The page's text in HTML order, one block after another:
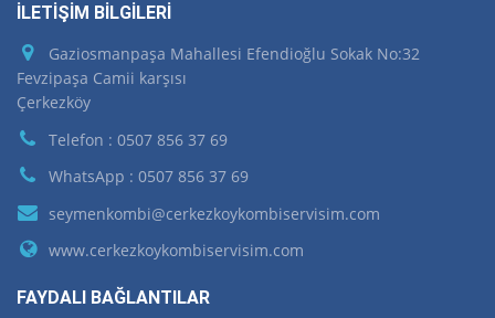
İLETİŞİM BİLGİLERİ
Gaziosmanpaşa Mahallesi Efendioğlu Sokak No:32
Fevzipaşa Camii karşısı
Çerkezköy
Telefon : 0507 856 37 69
WhatsApp : 0507 856 37 69
seymenkombi@cerkezkoykombiservisim.com
www.cerkezkoykombiservisim.com
FAYDALI BAĞLANTILAR